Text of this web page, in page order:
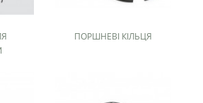
ПОРШНЕВІ КІЛЬЦЯ